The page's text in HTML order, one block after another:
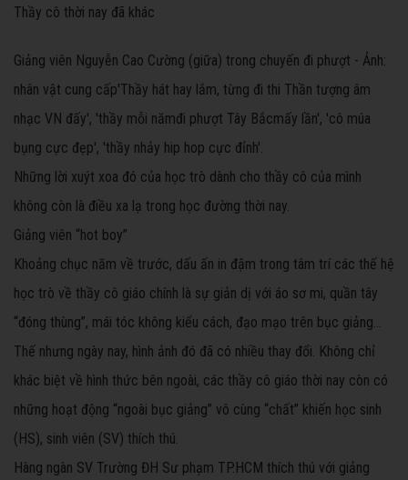
Thầy cô thời nay đã khác
Giảng viên Nguyễn Cao Cường (giữa) trong chuyến đi phượt - Ảnh:
nhân vật cung cấp'Thầy hát hay lắm, từng đi thi Thần tượng âm
nhạc VN đấy', 'thầy mỗi nămđi phượt Tây Bắcmấy lần', 'cô múa
bụng cực đẹp', 'thầy nhảy hip hop cực đỉnh'.
Những lời xuýt xoa đó của học trò dành cho thầy cô của mình
không còn là điều xa lạ trong học đường thời nay.
Giảng viên “hot boy”
Khoảng chục năm về trước, dấu ấn in đậm trong tâm trí các thế hệ
học trò về thầy cô giáo chính là sự giản dị với áo sơ mi, quần tây
“đóng thùng”, mái tóc không kiểu cách, đạo mạo trên bục giảng...
Thế nhưng ngày nay, hình ảnh đó đã có nhiều thay đổi. Không chỉ
khác biệt về hình thức bên ngoài, các thầy cô giáo thời nay còn có
những hoạt động “ngoài bục giảng” vô cùng “chất” khiến học sinh
(HS), sinh viên (SV) thích thú.
Hàng ngàn SV Trường ĐH Sư phạm TP.HCM thích thú với giảng